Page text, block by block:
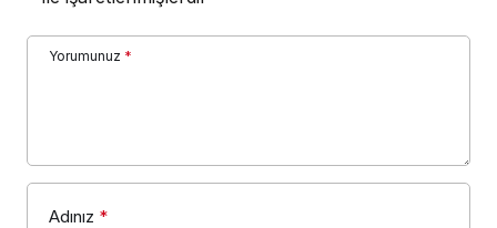
Yorumunuz *
Adınız *